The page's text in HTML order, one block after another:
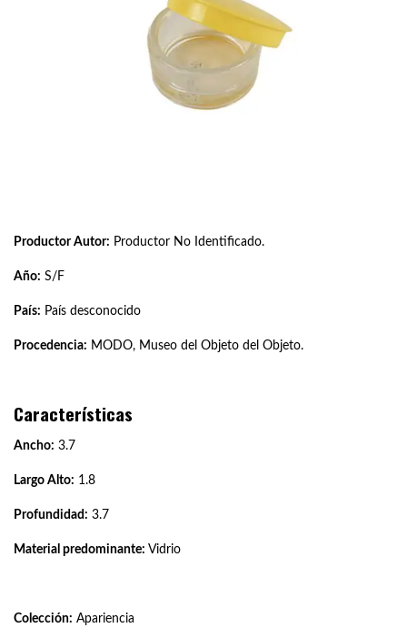
Productor Autor: Productor No Identificado.
Año: S/F
País: País desconocido
Procedencia: MODO, Museo del Objeto del Objeto.
Características
Ancho: 3.7
Largo Alto: 1.8
Profundidad: 3.7
Material predominante: Vidrio
Colección: Apariencia